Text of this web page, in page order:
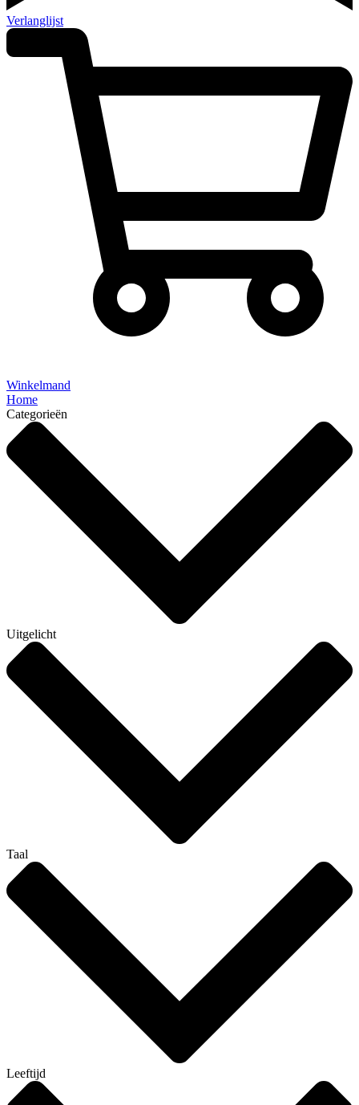
Verlanglijst
Winkelmand
Home
Categorieën
Uitgelicht
Taal
Leeftijd